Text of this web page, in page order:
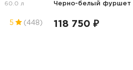
60.0 л
5 (448)
Черно-белый фуршет
118 750 ₽